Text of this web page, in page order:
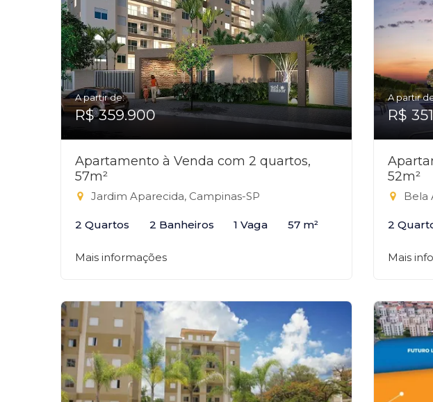
A partir de:
R$ 359.900
Apartamento à Venda com 2 quartos,
57m²
Jardim Aparecida, Campinas-SP
2 Quartos 2 Banheiros 1 Vaga 57 m²
Mais informações
A partir
R$
52m²
Bela
2
Mais